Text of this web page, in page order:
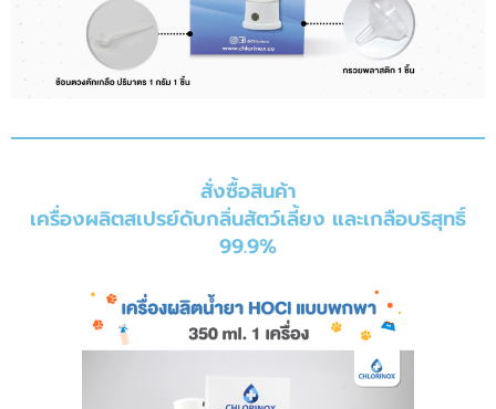
สั่งซื้อสินค้า
เครื่องผลิตสเปรย์ดับกลิ่นสัตว์เลี้ยง และเกลือบริสุทธิ์
99.9%